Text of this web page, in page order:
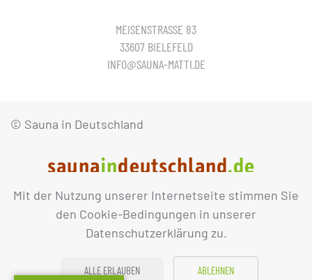
Mit der Nutzung unserer Internetseite stimmen Sie
den Cookie-Bedingungen in unserer
Datenschutzerklärung zu.
ALLE ERLAUBEN ABLEHNEN
MEISENSTRASSE 83
33607 BIELEFELD
INFO@SAUNA-MATTI.DE
© Sauna in Deutschland
IMPRESSUM DATENSCHUTZ